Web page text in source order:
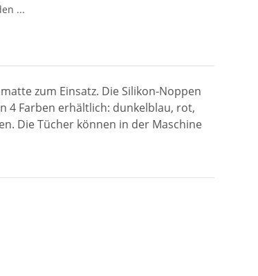
...
zum Einsatz. Die Silikon-Noppen
4 Farben erhältlich: dunkelblau, rot,
Die Tücher können in der Maschine